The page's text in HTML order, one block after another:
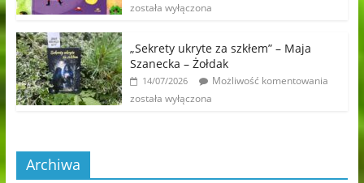
została wyłączona
„Sekrety ukryte za szkłem” – Maja
Szanecka – Żołdak
14/07/2026
Możliwość komentowania
została wyłączona
Archiwa